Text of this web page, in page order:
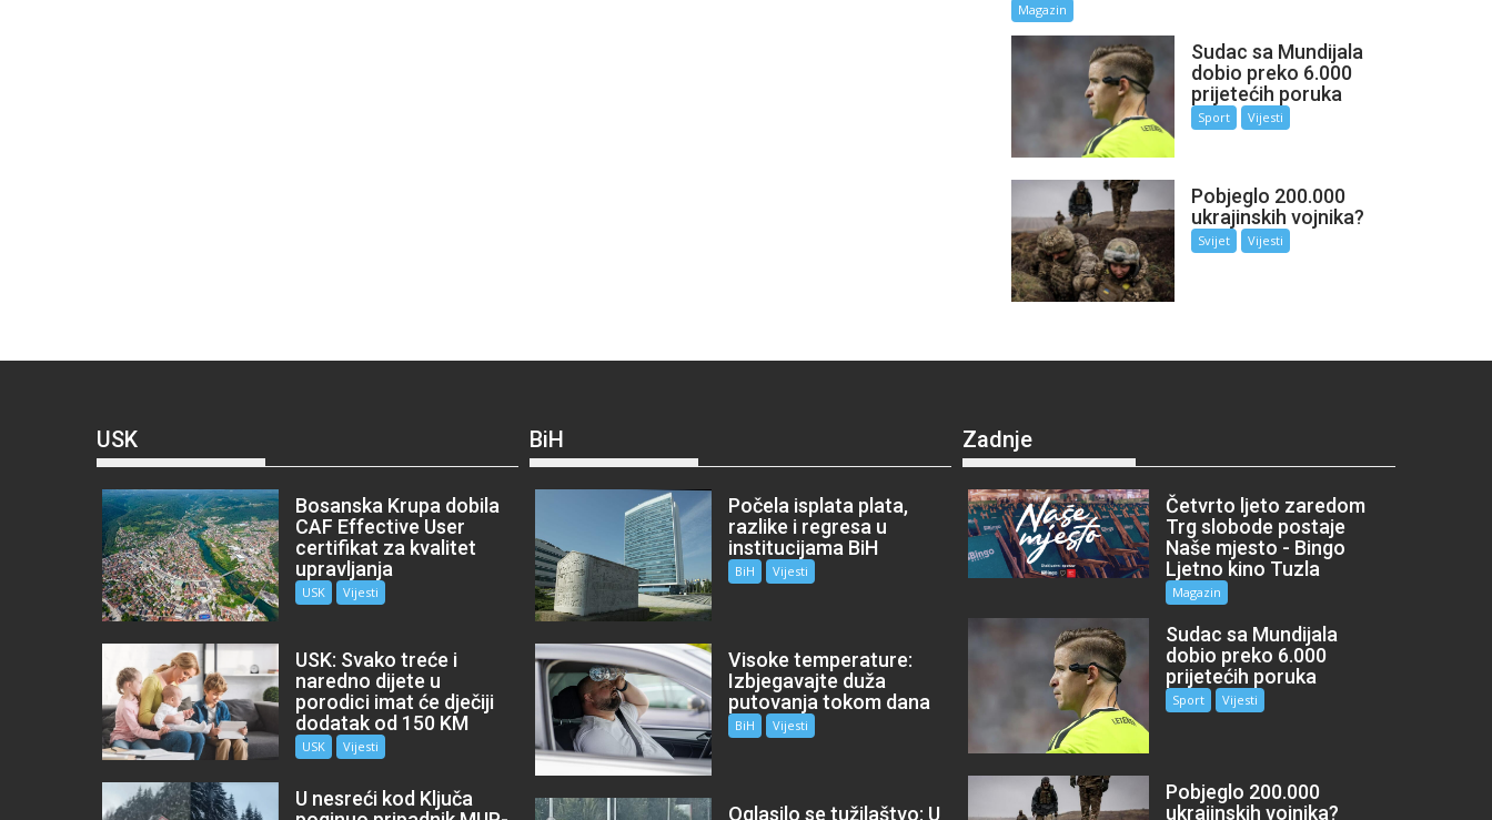
Magazin
Sudac sa Mundijala
dobio preko 6.000
prijetećih poruka
Sport Vijesti
Pobjeglo 200.000
ukrajinskih vojnika?
Svijet Vijesti
USK
Bosanska Krupa dobila
CAF Effective User
certifikat za kvalitet
upravljanja
USK Vijesti
USK: Svako treće i
naredno dijete u
porodici imat će dječiji
dodatak od 150 KM
USK Vijesti
U nesreći kod Ključa
BiH
Počela isplata plata,
razlike i regresa u
institucijama BiH
BiH Vijesti
Visoke temperature:
Izbjegavajte duža
putovanja tokom dana
BiH Vijesti
Oglasilo se tužilaštvo: U
Zadnje
Četvrto ljeto zaredom
Trg slobode postaje
Naše mjesto - Bingo
Ljetno kino Tuzla
Magazin
Sudac sa Mundijala
dobio preko 6.000
prijetećih poruka
Sport Vijesti
Pobjeglo 200.000
ukrajinskih vojnika?